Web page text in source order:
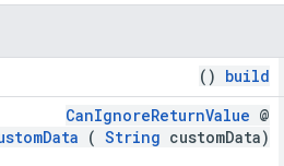
build
()
@
CanIgnoreReturnValue
( String customData)